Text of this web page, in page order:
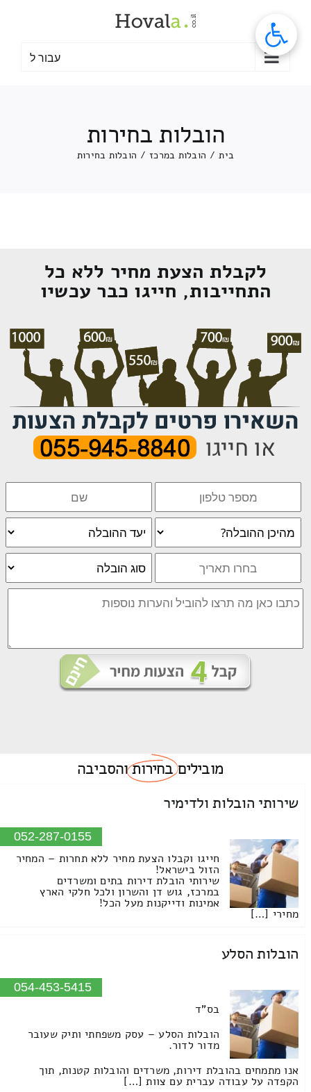
עבור ל
הובלות בחירות
בית / הובלות במרכז / הובלות בחירות
לקבלת הצעת מחיר ללא כל
התחייבות, חייגו כבר עכשיו
מוביליםבחירותוהסביבה
שירותי הובלות ולדימיר
052-287-0155
חייגו וקבלו הצעת מחיר ללא תחרות – המחיר
הזול בישראל!
שירותי הובלת דירות בתים ומשרדים
במרכז, גוש דן והשרון ולכל חלקי הארץ
אמינות ודייקנות מעל הכל!
מחירי […]
הובלות הסלע
054-453-5415
בס"ד
הובלות הסלע – עסק משפחתי ותיק שעובר
מדור לדור.
אנו מתמחים בהובלת דירות, משרדים והובלות קטנות, תוך
הקפדה על עבודה עברית עם צוות […]